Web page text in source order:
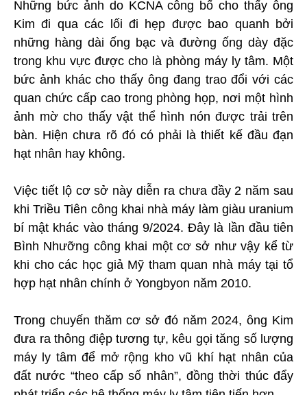
Những bức ảnh do KCNA công bố cho thấy ông
Kim đi qua các lối đi hẹp được bao quanh bởi
những hàng dài ống bạc và đường ống dày đặc
trong khu vực được cho là phòng máy ly tâm. Một
bức ảnh khác cho thấy ông đang trao đổi với các
quan chức cấp cao trong phòng họp, nơi một hình
ảnh mờ cho thấy vật thể hình nón được trải trên
bàn. Hiện chưa rõ đó có phải là thiết kế đầu đạn
hạt nhân hay không.
Việc tiết lộ cơ sở này diễn ra chưa đầy 2 năm sau
khi Triều Tiên công khai nhà máy làm giàu uranium
bí mật khác vào tháng 9/2024. Đây là lần đầu tiên
Bình Nhưỡng công khai một cơ sở như vậy kể từ
khi cho các học giả Mỹ tham quan nhà máy tại tổ
hợp hạt nhân chính ở Yongbyon năm 2010.
Trong chuyến thăm cơ sở đó năm 2024, ông Kim
đưa ra thông điệp tương tự, kêu gọi tăng số lượng
máy ly tâm để mở rộng kho vũ khí hạt nhân của
đất nước “theo cấp số nhân”, đồng thời thúc đẩy